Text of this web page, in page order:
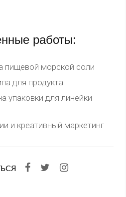
работы:
пищевой морской соли
для продукта
упаковки для линейки
и креативный маркетинг